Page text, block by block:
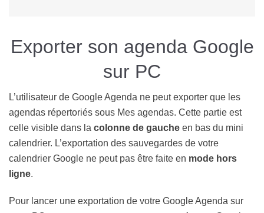
Exporter son agenda Google
sur PC
L’utilisateur de Google Agenda ne peut exporter que les
agendas répertoriés sous Mes agendas. Cette partie est
celle visible dans la colonne de gauche en bas du mini
calendrier. L’exportation des sauvegardes de votre
calendrier Google ne peut pas être faite en mode hors
ligne.
Pour lancer une exportation de votre Google Agenda sur